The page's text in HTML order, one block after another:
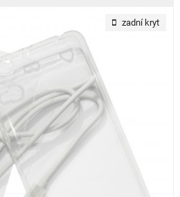
zadní kryt